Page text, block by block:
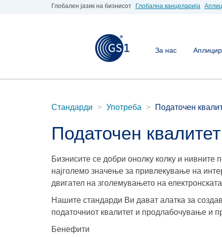
Глобален јазик на бизнисот Глобална канцеларија
За нас
Стандарди Употреба Податочен
Податочен квалитет
Бизнисите се добри онолку колку и нивните
најголемо значење за привлекување на
двигател на зголемувањето на
Нашите стандарди Ви дават алатка за
податочниот квалитет и продлабочување и
Бенефити